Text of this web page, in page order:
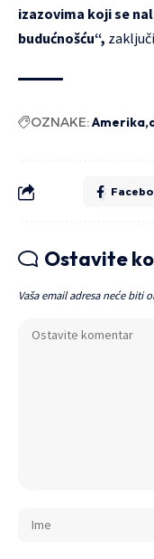
izazovima koji se
budućnošću“,
OZNAKE:Amerika
Ostavite
Vaša email adresa neće biti